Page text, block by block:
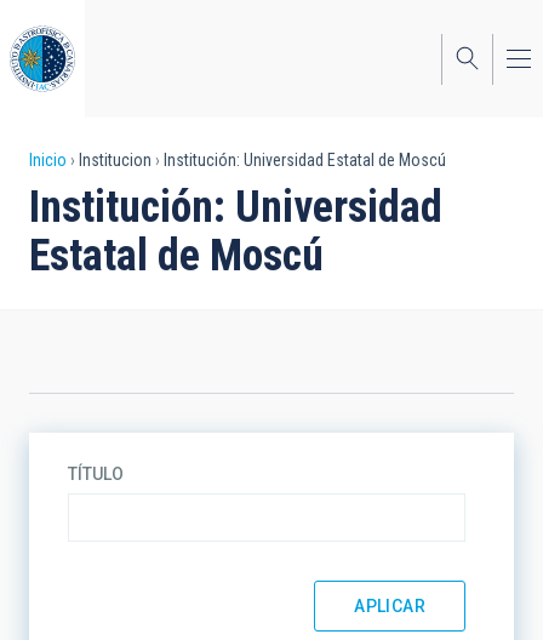
al
contenido
principal
Sobrescribir
enlaces
de
navegación
Inicio Institucion Institución: Universidad Estatal de Moscú
Institución: Universidad
Estatal de Moscú
TÍTULO